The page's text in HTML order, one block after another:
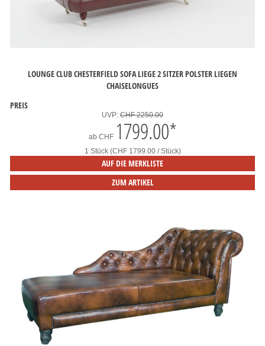
LOUNGE CLUB CHESTERFIELD SOFA LIEGE 2 SITZER POLSTER LIEGEN
CHAISELONGUES
PREIS
UVP: CHF 2250.00
ab CHF 1799.00*
1 Stück (CHF 1799.00 / Stück)
AUF DIE MERKLISTE
ZUM ARTIKEL